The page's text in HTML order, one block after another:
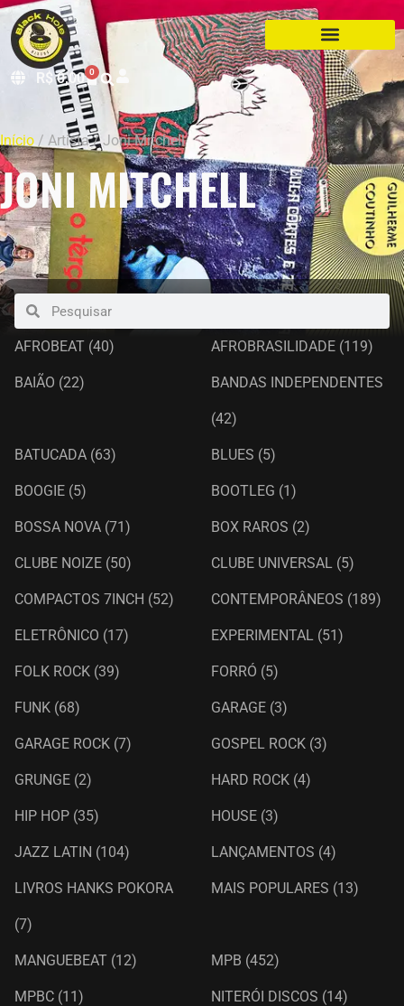
R$0,00 0
Início / Artista / Joni Mitchell
JONI MITCHELL
AFROBEAT (40) AFROBRASILIDADE (119)
BAIÃO (22) BANDAS INDEPENDENTES
(42)
BATUCADA (63) BLUES (5)
BOOGIE (5) BOOTLEG (1)
BOSSA NOVA (71) BOX RAROS (2)
CLUBE NOIZE (50) CLUBE UNIVERSAL (5)
COMPACTOS 7INCH (52) CONTEMPORÂNEOS (189)
ELETRÔNICO (17) EXPERIMENTAL (51)
FOLK ROCK (39) FORRÓ (5)
FUNK (68) GARAGE (3)
GARAGE ROCK (7) GOSPEL ROCK (3)
GRUNGE (2) HARD ROCK (4)
HIP HOP (35) HOUSE (3)
JAZZ LATIN (104) LANÇAMENTOS (4)
LIVROS HANKS POKORA
(7)
MAIS POPULARES (13)
MANGUEBEAT (12) MPB (452)
MPBC (11) NITERÓI DISCOS (14)